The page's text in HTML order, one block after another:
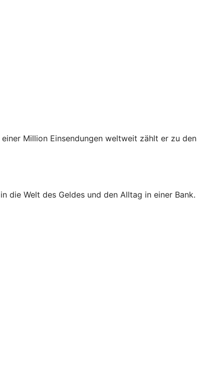
Million Einsendungen weltweit zählt er zu den
die Welt des Geldes und den Alltag in einer Bank.